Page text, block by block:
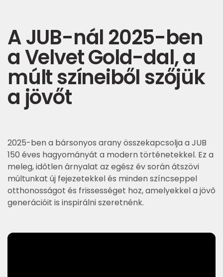
A JUB-nál 2025-ben
a Velvet Gold-dal, a
múlt színeiből szőjük
a jövőt
2025-ben a bársonyos arany összekapcsolja a JUB
150 éves hagyományát a modern történetekkel. Ez a
meleg, időtlen árnyalat az egész év során átszövi
múltunkat új fejezetekkel és minden színcseppel
otthonosságot és frissességet hoz, amelyekkel a jövő
generációit is inspirálni szeretnénk.